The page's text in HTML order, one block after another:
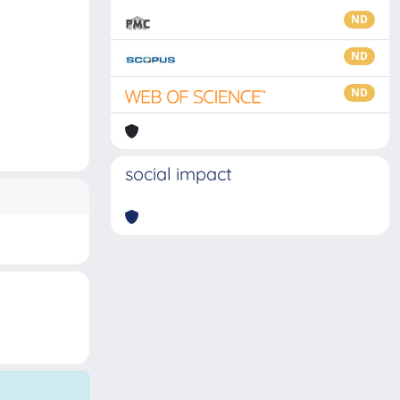
ND
ND
ND
social impact